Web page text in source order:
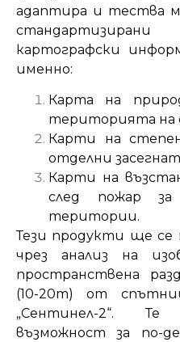
адаптира и тества
картографски
именно:
Карта на
територията на
Карти на
отделни
Карти на
след пожар за
територии.
Тези продукти ще се
чрез анализ на
пространствена
(10-20m) от
„Сентинел-2“.
възможност за по-